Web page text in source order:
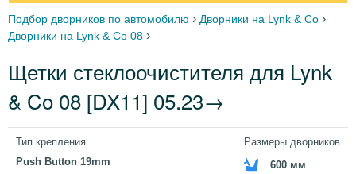
Подбор дворников по автомобилю › Дворники на Lynk & Co ›
Дворники на Lynk & Co 08 ›
Щетки стеклоочистителя для Lynk
& Co 08 [DX11] 05.23→
Тип крепления
Push Button 19mm
Размеры дворников
600 мм